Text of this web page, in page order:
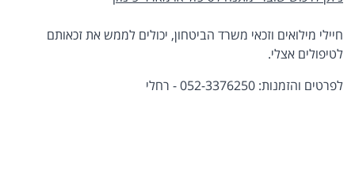
חיילי מילואים וזכאי משרד הביטחון, יכולים לממש את זכאותם
לטיפולים אצלי.
לפרטים והזמנות: 052-3376250 - רחלי